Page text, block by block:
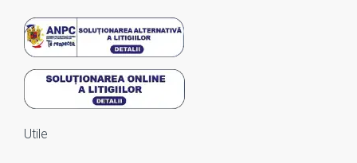
Utile